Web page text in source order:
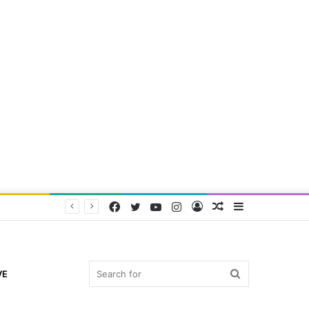
Random
Log
Instagram
YouTube
Twitter
Facebook